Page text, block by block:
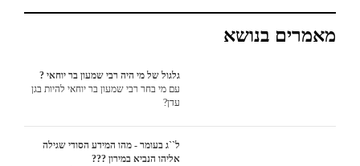
מאמרים בנושא
גלגול של מי היה רבי שמעון בר יוחאי ?
עם מי בחר רבי שמעון בר יוחאי להיות בגן
עדן?
ל``ג בעומר - מהו המידע הסודי שגילה
אליהו הנביא במירון ???